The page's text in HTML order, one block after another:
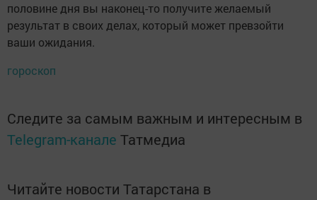
половине дня вы наконец-то получите желаемый
результат в своих делах, который может превзойти
ваши ожидания.
гороскоп
Следите за самым важным и интересным в
Telegram-канале Татмедиа
Читайте новости Татарстана в